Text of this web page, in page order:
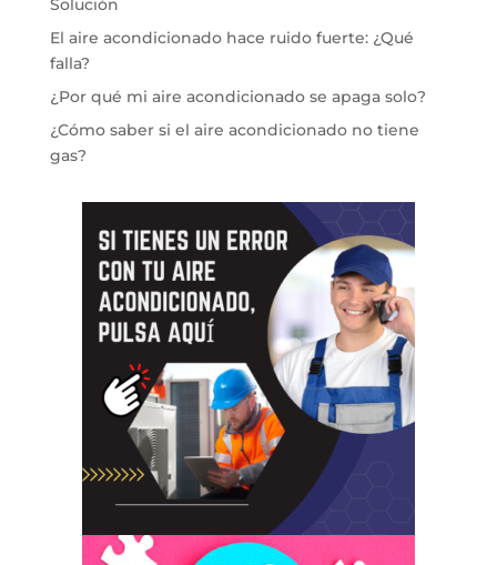
Solución
El aire acondicionado hace ruido fuerte: ¿Qué
falla?
¿Por qué mi aire acondicionado se apaga solo?
¿Cómo saber si el aire acondicionado no tiene
gas?